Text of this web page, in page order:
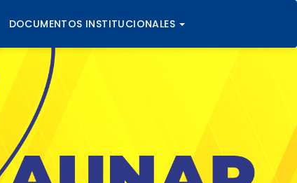
DOCUMENTOS INSTITUCIONALES